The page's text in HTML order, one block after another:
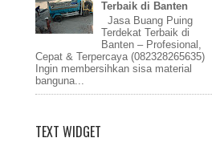
Terbaik di Banten
Jasa Buang Puing
Terdekat Terbaik di
Banten – Profesional,
Cepat & Terpercaya (082328265635)
Ingin membersihkan sisa material
banguna...
TEXT WIDGET